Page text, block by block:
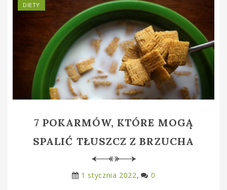
DIETY
7 POKARMÓW, KTÓRE MOGĄ
SPALIĆ TŁUSZCZ Z BRZUCHA
1 stycznia 2022 0